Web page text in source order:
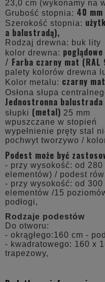
23,0 cm (wykonamy na
Grubość stopnia: 40 mm
Szerokość stopnia:
a balustradą),
Rodzaj drewna: buk lity
kolor drewna:
/ Farba czarny mat (RAL
palety kolorów drewna
Kolor metalu: czarny
Osłona słupa
Jednostronna balustrada
słupki (metal) 25 mm
wpuszczane w stopień
wypełnienie pręty stal
pochwyt tworzywo /
Podest może być
- przy wysokość: od
elementów) / podest
- przy wysokość: od
elementów /15
podłogi,
Rodzaje podestów
Do otworu:
- okrągłego:160 cm -
- kwadratowego: 160 x
trapezowy,